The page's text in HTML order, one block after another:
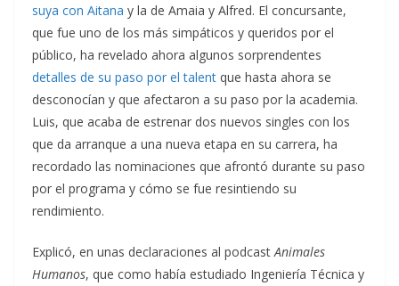
suya con Aitana y la de Amaia y Alfred. El concursante,
que fue uno de los más simpáticos y queridos por el
público, ha revelado ahora algunos sorprendentes
detalles de su paso por el talent que hasta ahora se
desconocían y que afectaron a su paso por la academia.
Luis, que acaba de estrenar dos nuevos singles con los
que da arranque a una nueva etapa en su carrera, ha
recordado las nominaciones que afrontó durante su paso
por el programa y cómo se fue resintiendo su
rendimiento.
Explicó, en unas declaraciones al podcastAnimales
Humanos, que como había estudiado Ingeniería Técnica y